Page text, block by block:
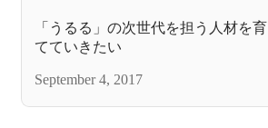
「うるる」の次世代を担う人材を育
てていきたい
September 4, 2017